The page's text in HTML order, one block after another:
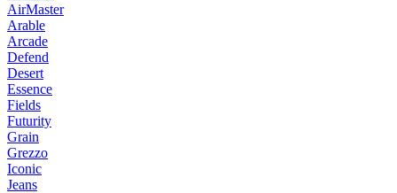
AirMaster
Arable
Arcade
Defend
Desert
Essence
Fields
Futurity
Grain
Grezzo
Iconic
Jeans